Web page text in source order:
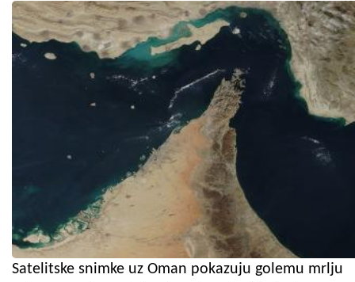
Satelitske snimke uz Oman pokazuju golemu mrlju